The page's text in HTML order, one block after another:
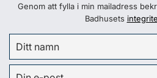
Genom att fylla i min mailadress
Badhusets